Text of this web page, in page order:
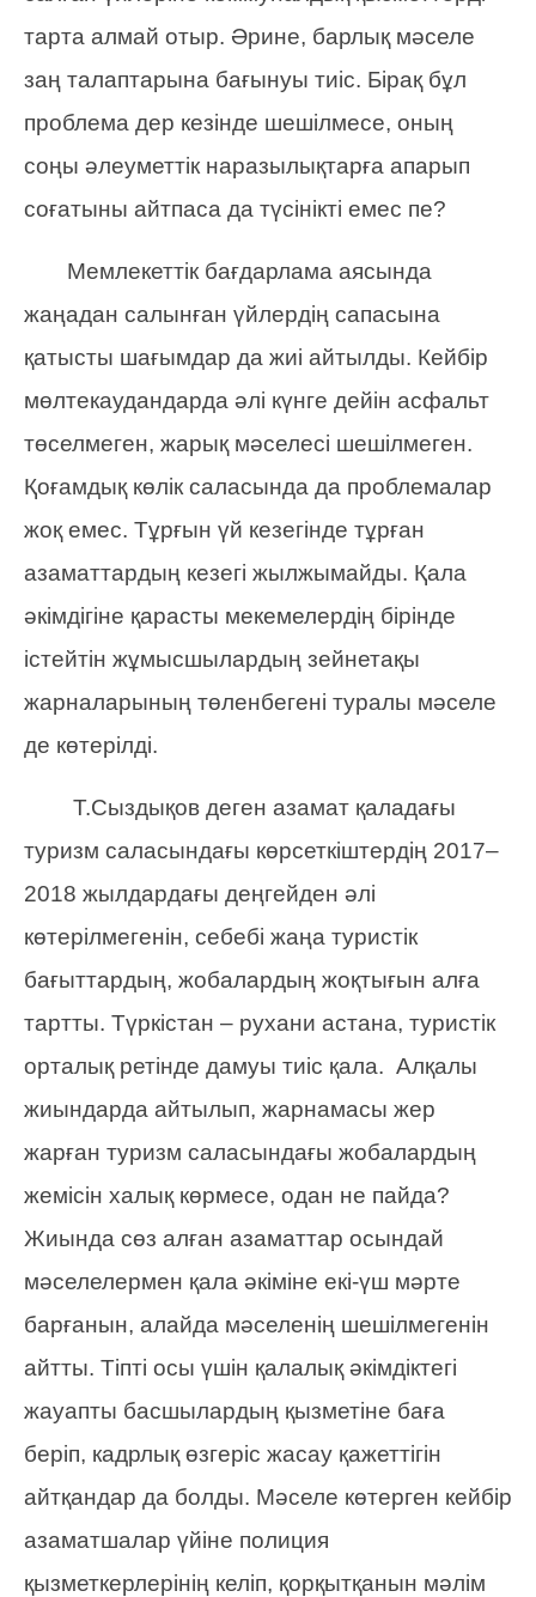
тарта алмай отыр. Әрине, барлық мәселе
заң талаптарына бағынуы тиіс. Бірақ бұл
проблема дер кезінде шешілмесе, оның
соңы әлеуметтік наразылықтарға апарып
соғатыны айтпаса да түсінікті емес пе?
Мемлекеттік бағдарлама аясында
жаңадан салынған үйлердің сапасына
қатысты шағымдар да жиі айтылды. Кейбір
мөлтекаудандарда әлі күнге дейін асфальт
төселмеген, жарық мәселесі шешілмеген.
Қоғамдық көлік саласында да проблемалар
жоқ емес. Тұрғын үй кезегінде тұрған
азаматтардың кезегі жылжымайды. Қала
әкімдігіне қарасты мекемелердің бірінде
істейтін жұмысшылардың зейнетақы
жарналарының төленбегені туралы мәселе
де көтерілді.
Т.Сыздықов деген азамат қаладағы
туризм саласындағы көрсеткіштердің 2017–
2018 жылдардағы деңгейден әлі
көтерілмегенін, себебі жаңа туристік
бағыттардың, жобалардың жоқтығын алға
тартты. Түркістан – рухани астана, туристік
орталық ретінде дамуы тиіс қала. Алқалы
жиындарда айтылып, жарнамасы жер
жарған туризм саласындағы жобалардың
жемісін халық көрмесе, одан не пайда?
Жиында сөз алған азаматтар осындай
мәселелермен қала әкіміне екі-үш мәрте
барғанын, алайда мәселенің шешілмегенін
айтты. Тіпті осы үшін қалалық әкімдіктегі
жауапты басшылардың қызметіне баға
беріп, кадрлық өзгеріс жасау қажеттігін
айтқандар да болды. Мәселе көтерген кейбір
азаматшалар үйіне полиция
қызметкерлерінің келіп, қорқытқанын мәлім